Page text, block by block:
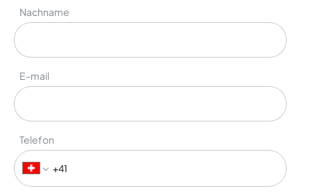
Nachname
E-mail
Telefon